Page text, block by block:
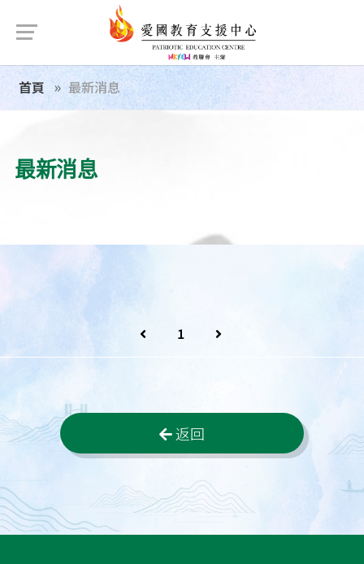
首頁 最新消息
最新消息
1
返回